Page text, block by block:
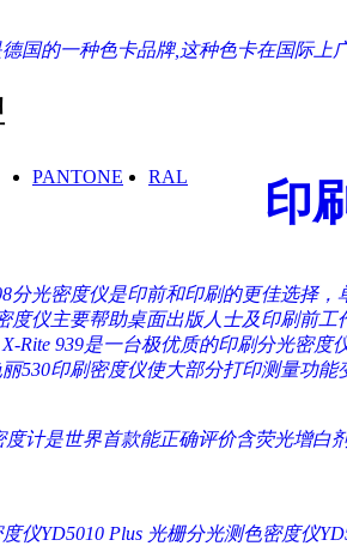
国的一种色卡品牌,这种色卡在国际上
PANTONE RAL 印
分光密度仪是印前和印刷的更佳选择，
度仪主要帮助桌面出版人士及印刷前工
X-Rite 939是一台极优质的印刷分光密度
530印刷密度仪使大部分打印测量功能
度计是世界首款能正确评价含荧光增白
仪YD5010 Plus 光栅分光测色密度仪